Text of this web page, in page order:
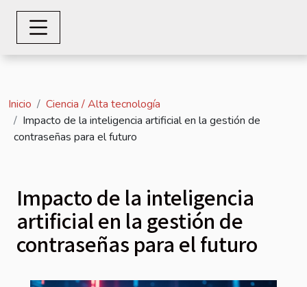
Inicio
Ciencia / Alta tecnología
Impacto de la inteligencia artificial en la gestión de
contraseñas para el futuro
Impacto de la inteligencia
artificial en la gestión de
contraseñas para el futuro